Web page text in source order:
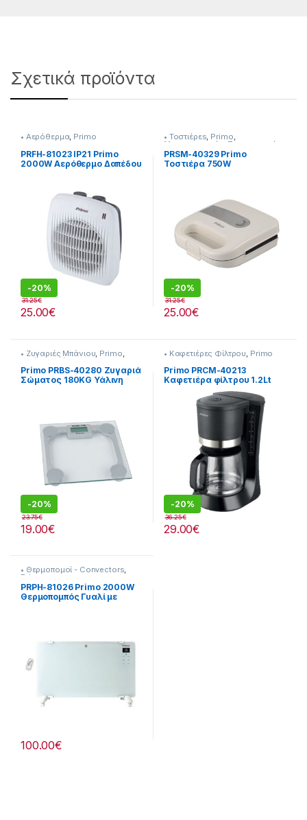
Σχετικά προϊόντα
• Αερόθερμα, Primo
PRFH-81023 IP21 Primo
2000W Αερόθερμο Δαπέδου
-20%
25.00€
31.25€
• Τοστιέρεs, Primo,
Μικροσυσκευές Προετοιμασία
Πρωινού
PRSM-40329 Primo
Τοστιέρα 750W
-20%
25.00€
31.25€
• Ζυγαριές Μπάνιου, Primo,
Υγεία-Ευεξία
Primo PRBS-40280 Ζυγαριά
Σώματος 180KG Υάλινη
-20%
19.00€
23.75€
• Καφετιέρες Φίλτρου, Primo
Primo PRCM-40213
Καφετιέρα φίλτρου 1.2Lt
-20%
29.00€
36.25€
• Θερμοπομοί - Convectors,
Primo
PRPH-81026 Primo 2000W
Θερμοπομπός Γυαλί με
100.00€